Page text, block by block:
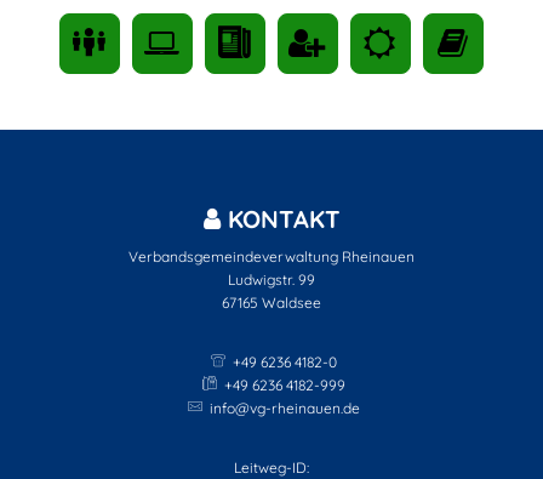
KONTAKT
Verbandsgemeindeverwaltung Rheinauen
Ludwigstr. 99
67165 Waldsee
+49 6236 4182-0
+49 6236 4182-999
info@vg-rheinauen.de
Leitweg-ID: